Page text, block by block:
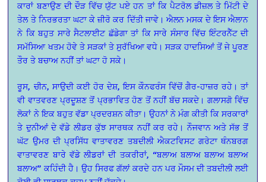
ਕਾਰਾਂ ਬਣਾਉਣ ਦੀ ਦੌੜ ਵਿੱਚ ਯੁੱਟ ਪਏ ਹਨ ਤਾਂ ਕਿ ਪੈਟਰੋਲ ਡੀਜ਼ਲ ਤੇ ਮਿੱਟੀ ਦੇ
ਤੇਲ ਤੇ ਨਿਰਭਰਤਾ ਘਟਾ ਕੇ ਜ਼ੀਰੋ ਕਰ ਦਿੱਤੀ ਜਾਵੇ। ਐਲਨ ਮਸਕ ਦੇ ਇਸ ਐਲਾਨ
ਨੇ ਕਿ ਬਹੁਤ ਸਾਰੇ ਸੈਟਲਾਈਟ ਛੱਡੇਗਾ ਤਾਂ ਕਿ ਸਾਰੇ ਸੰਸਾਰ ਵਿੱਚ ਇੰਟਰਨੈੱਟ ਦੀ
ਸਮੱਸਿਆ ਖਤਮ ਹੋਵੇ ਤੇ ਸੜਕਾਂ ਤੇ ਸੁਰੱਖਿਆ ਵਧੇ। ਸੜਕ ਹਾਦਸਿਆਂ ਤੋਂ ਜੇ ਪੂਰਣ
ਤੌਰ ਤੇ ਬਚਾਅ ਨਹੀਂ ਤਾਂ ਘਟਾ ਹੋ ਸਕੇ।
ਰੂਸ, ਚੀਨ, ਸਾਉਦੀ ਕਈ ਹੋਰ ਦੇਸ਼, ਇਸ ਕੌਨਫਰੰਸ ਵਿੱਚੋਂ ਗੈਰ-ਹਾਜ਼ਰ ਰਹੇ। ਤਾਂ
ਵੀ ਵਾਤਵਰਣ ਪ੍ਰਦੂਸ਼ਣ ਤੋਂ ਪ੍ਰਭਾਵਿਤ ਹੋਣ ਤੋਂ ਨਹੀਂ ਬੱਚ ਸਕਦੇ। ਗਲਾਸਗੋ ਵਿੱਚ
ਲੋਕਾਂ ਨੇ ਇਕ ਬਹੁਤ ਵੱਡਾ ਪ੍ਰਦਰਸ਼ਨ ਕੀਤਾ। ਉਹਨਾਂ ਨੇ ਮੰਗ ਕੀਤੀ ਕਿ ਸਰਕਾਰਾਂ
ਤੇ ਦੁਨੀਆਂ ਦੇ ਵੱਡੇ ਲੀਡਰ ਕੁੱਝ ਸਾਰਥਕ ਨਹੀਂ ਕਰ ਰਹੇ। ਨੌਜਵਾਨ ਅਤੇ ਸੱਭ ਤੋਂ
ਘੱਟ ਉਮਰ ਦੀ ਪ੍ਰਸਿੱਧ ਵਾਤਾਵਰਣ ਤਬਦੀਲੀ ਐਕਟਵਿਸਟ ਗਰੇਟਾ ਥੰਨਬਰਗ
ਵਾਤਾਵਰਣ ਬਾਰੇ ਵੱਡੇ ਲੀਡਰਾਂ ਦੀ ਤਕਰੀਰਾਂ, “ਬਲਾਅ ਬਲਾਅ ਬਲਾਅ ਬਲਾਅ
ਬਲਾਅ” ਕਹਿੰਦੀ ਹੈ। ਉਹ ਸਿਰਫ ਗੱਲਾਂ ਕਰਦੇ ਹਨ ਪਰ ਮੌਸਮ ਦੀ ਤਬਦੀਲੀ ਲਈ